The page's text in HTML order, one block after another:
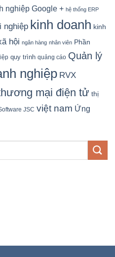
nghiệp Google + hệ thống ERP
nghiệp kinh doanh kinh
hội ngân hàng nhân viên Phần
quy trình quảng cáo Quản lý
nghiệp RVX
mại điện tử thị
JSC việt nam Ứng